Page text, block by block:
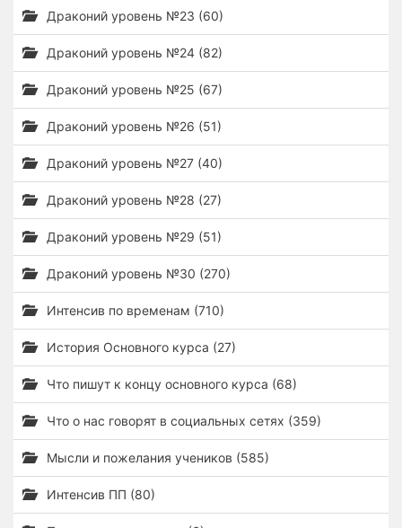
Драконий уровень №23 (60)
Драконий уровень №24 (82)
Драконий уровень №25 (67)
Драконий уровень №26 (51)
Драконий уровень №27 (40)
Драконий уровень №28 (27)
Драконий уровень №29 (51)
Драконий уровень №30 (270)
Интенсив по временам (710)
История Основного курса (27)
Что пишут к концу основного курса (68)
Что о нас говорят в социальных сетях (359)
Мысли и пожелания учеников (585)
Интенсив ПП (80)